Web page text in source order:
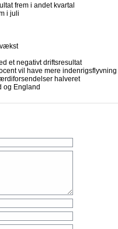
frem i andet kvartal
i juli
et negativt driftsresultat
vil have mere indenrigsflyvning
halveret
og England